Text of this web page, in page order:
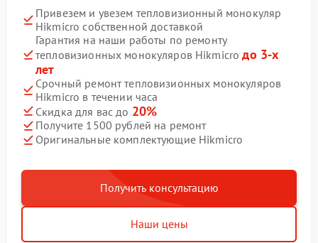
Привезем и увезем тепловизионный монокуляр
Hikmicro собственной доставкой
Гарантия на наши работы по ремонту
тепловизионных монокуляров Hikmicroдо 3-х
лет
Срочный ремонт тепловизионных монокуляров
Hikmicro в течении часа
Скидка для вас до 20%
Получите 1500 рублей на ремонт
Оригинальные комплектующие Hikmicro
Получить консультацию
Наши цены